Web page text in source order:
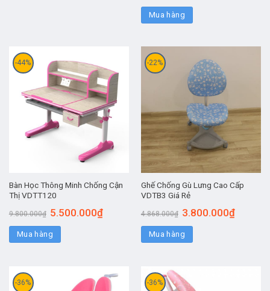
Mua hàng
-44%
Bàn Học Thông Minh Chống Cận
Thị VDTT120
9.800.000₫ 5.500.000₫
Mua hàng
-22%
Ghế Chống Gù Lưng Cao Cấp
VDTB3 Giá Rẻ
4.868.000₫ 3.800.000₫
Mua hàng
-36% -36%